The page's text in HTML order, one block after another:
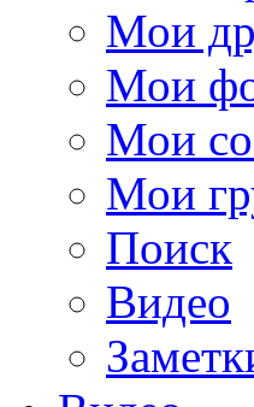
Мои
Мои
Мои
Мои
Поиск
Видео